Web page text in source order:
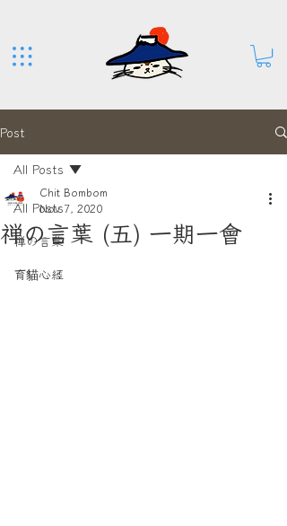
Post
All Posts
禅の言葉
育貓心經
All Posts
禅の言葉 (五) 一期一會
Chit Bombom
Nov 7, 2020